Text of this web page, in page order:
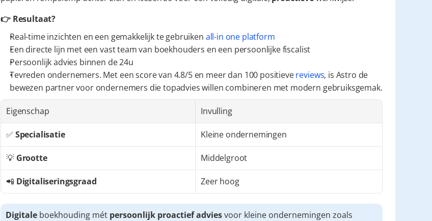
👉 Resultaat?
Real-time inzichten en een gemakkelijk te gebruiken all-in one platform
Een directe lijn met een vast team van boekhouders en een persoonlijke fiscalist
Persoonlijk advies binnen de 24u
Tevreden ondernemers. Met een score van 4.8/5 en meer dan 100 positieve reviews, is Astro de
bewezen partner voor ondernemers die topadvies willen combineren met modern gebruiksgemak.
Eigenschap Invulling
✅ Specialisatie Kleine ondernemingen
💡 Grootte Middelgroot
📲 Digitaliseringsgraad Zeer hoog
Digitale boekhouding mét persoonlijk proactief advies voor kleine ondernemingen zoals